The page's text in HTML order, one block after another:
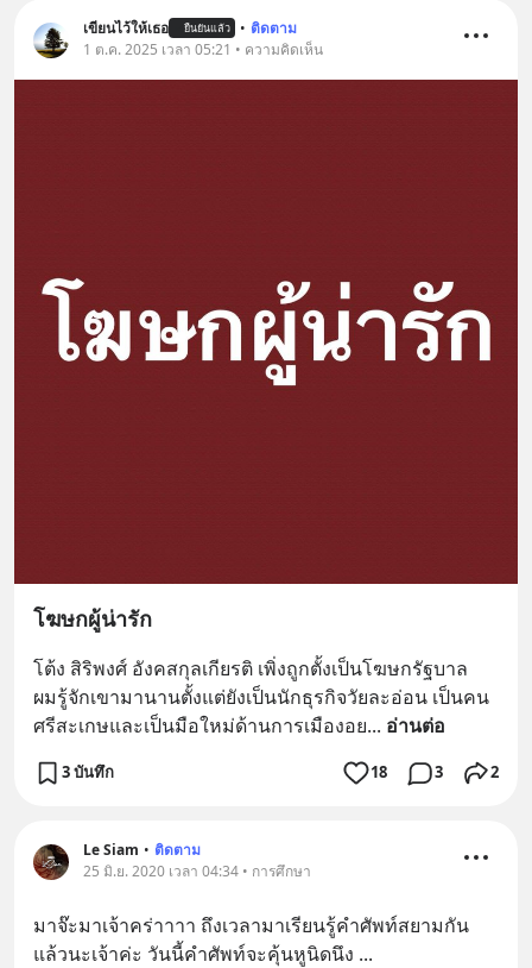
เขียนไว้ให้เธอ ยืนยันแล้ว • ติดตาม
1 ต.ค. 2025 เวลา 05:21 • ความคิดเห็น
โฆษกผู้น่ารัก
โต้ง สิริพงศ์ อังคสกุลเกียรติ เพิ่งถูกตั้งเป็นโฆษกรัฐบาล
ผมรู้จักเขามานานตั้งแต่ยังเป็นนักธุรกิจวัยละอ่อน เป็นคน
ศรีสะเกษและเป็นมือใหม่ด้านการเมืองอย... อ่านต่อ
3 บันทึก 18 3 2
Le Siam • ติดตาม
25 มิ.ย. 2020 เวลา 04:34 • การศึกษา
มาจ๊ะมาเจ้าคร่าาาา ถึงเวลามาเรียนรู้คำศัพท์สยามกัน
แล้วนะเจ้าค่ะ วันนี้คำศัพท์จะคุ้นหูนิดนึง ...